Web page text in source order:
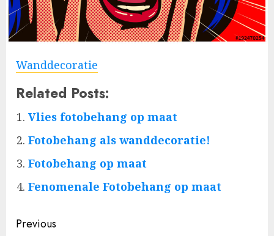
Wanddecoratie
Related Posts:
Vlies fotobehang op maat
Fotobehang als wanddecoratie!
Fotobehang op maat
Fenomenale Fotobehang op maat
Post
Previous